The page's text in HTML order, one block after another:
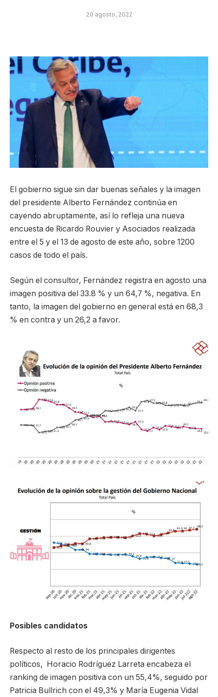
20 agosto, 2022
El gobierno sigue sin dar buenas señales y la imagen
del presidente Alberto Fernández continúa en
cayendo abruptamente, así lo refleja una nueva
encuesta de Ricardo Rouvier y Asociados realizada
entre el 5 y el 13 de agosto de este año, sobre 1200
casos de todo el país.
Según el consultor, Fernández registra en agosto una
imagen positiva del 33.8 % y un 64,7 %, negativa. En
tanto, la imagen del gobierno en general está en 68,3
% en contra y un 26,2 a favor.
Posibles candidatos
Respecto al resto de los principales dirigentes
políticos, Horacio Rodríguez Larreta encabeza el
ranking de imagen positiva con un 55,4%, seguido por
Patricia Bullrich con el 49,3% y María Eugenia Vidal